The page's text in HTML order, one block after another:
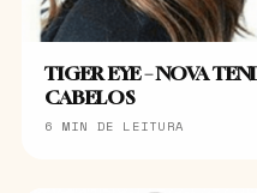
TIGER EYE – NOVA
CABELOS
6 MIN DE LEITURA